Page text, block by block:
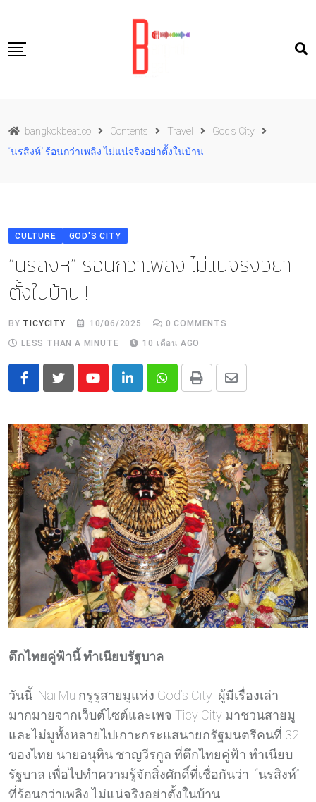
content
Food
TH
bangkokbeat.co Contents Travel
God's City
“นรสิงห์” ร้อนกว่าเพลิง ไม่แน่จริงอย่าตั้งในบ้าน !
CULTURE GOD'S CITY
“นรสิงห์” ร้อนกว่าเพลิง ไม่แน่จริงอย่า
ตั้งในบ้าน !
BY TICYCITY 10/06/2025 0 COMMENTS
LESS THAN A MINUTE
10 เดือน AGO
YoutubeLinkedInWhatsapp
Print
Share
Email
ตึกไทยคู่ฟ้านี้ ทำเนียบรัฐบาล
วันนี้ Nai Mu กรูรูสายมูแห่ง God’s City ผู้มีเรื่องเล่า
มากมายจากเว็บต์ไซต์และเพจ Ticy City มาชวนสายมู
และไม่มูทั้งหลายไปเกาะกระแสนายกรัฐมนตรีคนที่ 32
ของไทย นายอนุทิน ชาญวีรกูล ที่ตึกไทยคู่ฟ้า ทำเนียบ
รัฐบาล เพื่อไปทำความรู้จักสิ่งศักดิ์ที่เชื่อกันว่า “นรสิงห์”
ที่ร้อนกว่าเพลิง ไม่แน่จริงอย่าตั้งในบ้าน !